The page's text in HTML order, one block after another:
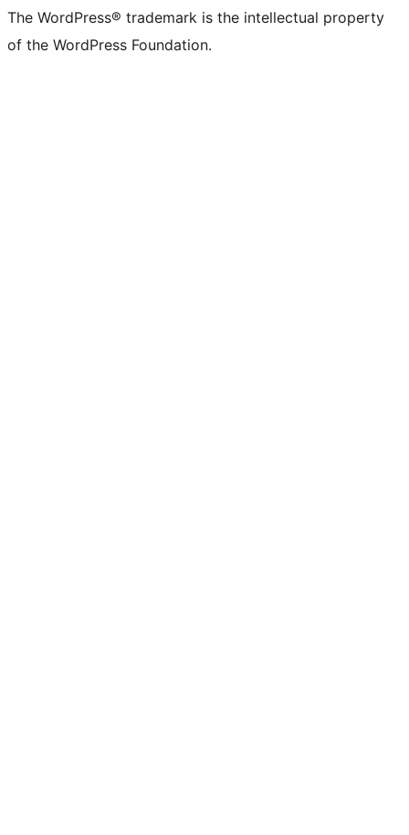
The WordPress® trademark is the intellectual property
of the WordPress Foundation.